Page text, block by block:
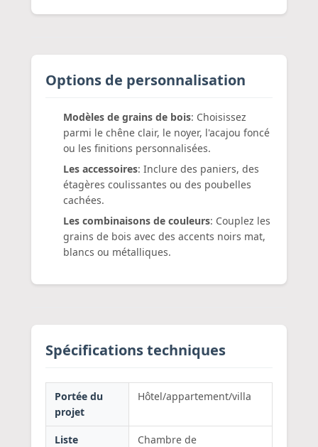
Options de personnalisation
Modèles de grains de bois: Choisissez
parmi le chêne clair, le noyer, l'acajou foncé
ou les finitions personnalisées.
Les accessoires: Inclure des paniers, des
étagères coulissantes ou des poubelles
cachées.
Les combinaisons de couleurs: Couplez les
grains de bois avec des accents noirs mat,
blancs ou métalliques.
Spécifications techniques
Portée du
projet
Hôtel/appartement/villa
Liste
Chambre de